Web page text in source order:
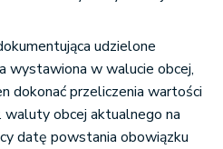
udzielone
wystawiona w walucie obcej,
dokonać przeliczenia wartości
waluty obcej aktualnego na
datę powstania obowiązku